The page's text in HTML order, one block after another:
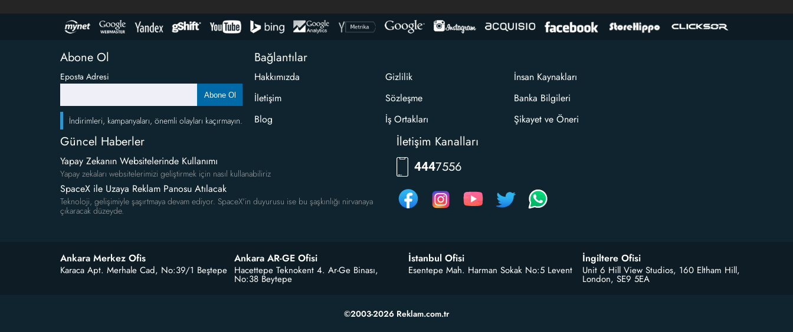
Abone Ol
Eposta Adresi
Abone Ol
İndirimleri, kampanyaları, önemli olayları kaçırmayın.
Güncel Haberler
Yapay Zekanın Websitelerinde Kullanımı
Yapay zekaları websitelerimizi geliştirmek için nasıl kullanabiliriz
SpaceX ile Uzaya Reklam Panosu Atılacak
Teknoloji, gelişimiyle şaşırtmaya devam ediyor. SpaceX'in duyurusu ise bu şaşkınlığı nirvanaya
çıkaracak düzeyde.
Bağlantılar
Hakkımızda
İletişim
Blog
Gizlilik
Sözleşme
İş Ortakları
İnsan Kaynakları
Banka Bilgileri
Şikayet ve Öneri
İletişim Kanalları
4447556
Ankara Merkez Ofis
Karaca Apt. Merhale Cad, No:39/1 Beştepe
Ankara AR-GE Ofisi
Hacettepe Teknokent 4. Ar-Ge Binası,
No:38 Beytepe
İstanbul Ofisi
Esentepe Mah. Harman Sokak No:5 Levent
İngiltere Ofisi
Unit 6 Hill View Studios, 160 Eltham Hill,
London, SE9 5EA
©2003-2026 Reklam.com.tr